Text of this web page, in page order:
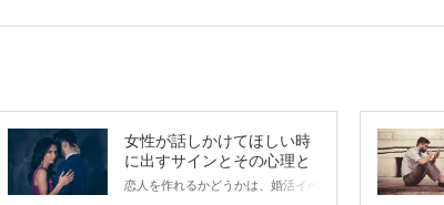
女性が話しかけてほしい時
に出すサインとその心理と
は？
恋人を作れるかどうかは、婚活イベ